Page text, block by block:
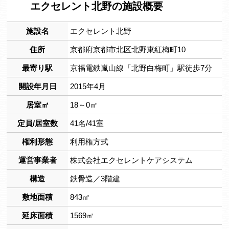
エクセレント北野の施設概要
施設名 エクセレント北野
住所 京都府京都市北区北野東紅梅町10
最寄り駅 京福電鉄嵐山線「北野白梅町」駅徒歩7分
開設年月日 2015年4月
居室㎡ 18～0㎡
定員/居室数 41名/41室
権利形態 利用権方式
運営事業者 株式会社エクセレントケアシステム
構造 鉄骨造／3階建
敷地面積 843㎡
延床面積 1569㎡